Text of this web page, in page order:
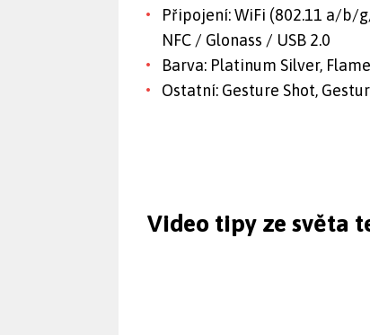
Připojení: WiFi (802.11 a/b/
NFC / Glonass / USB 2.0
Barva: Platinum Silver,
Ostatní: Gesture Shot,
Video tipy ze světa